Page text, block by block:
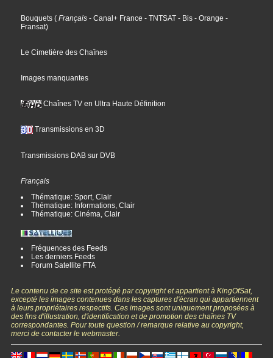
Bouquets ( Français - Canal+ France - TNTSAT - Bis - Orange -
Fransat)
Le Cimetière des Chaînes
Images manquantes
Chaînes TV en Ultra Haute Définition
Transmissions en 3D
Transmissions DAB sur DVB
Français
Thématique: Sport, Clair
Thématique: Informations, Clair
Thématique: Cinéma, Clair
Fréquences des Feeds
Les derniers Feeds
Forum Satellite FTA
Le contenu de ce site est protégé par copyright et appartient à KingOfSat,
excepté les images contenues dans les captures d'écran qui appartiennent
à leurs propriétaires respectifs. Ces images sont uniquement proposées à
des fins d'illustration, d'identification et de promotion des chaînes TV
correspondantes. Pour toute question / remarque relative au copyright,
merci de contacter le webmaster.